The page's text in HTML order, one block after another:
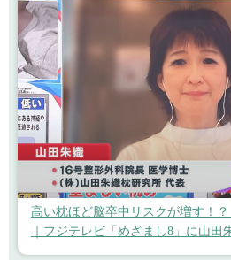
高い枕ほど脳卒中リスクが増す！
｜フジテレビ「めざまし8」に山田